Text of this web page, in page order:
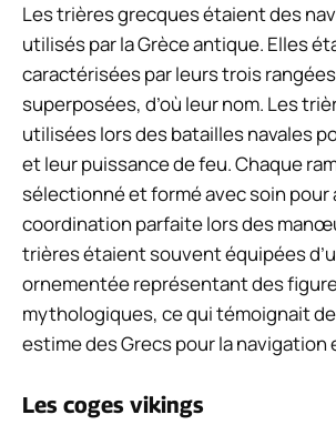
Les trières grecques étaient des
utilisés par la Grèce antique. Elles
caractérisées par leurs trois
superposées, d’où leur nom. Les
utilisées lors des batailles navales
et leur puissance de feu. Chaque
sélectionné et formé avec soin pour
coordination parfaite lors des
trières étaient souvent équipées
ornementée représentant des
mythologiques, ce qui témoignait
estime des Grecs pour la navigation
Les coges vikings